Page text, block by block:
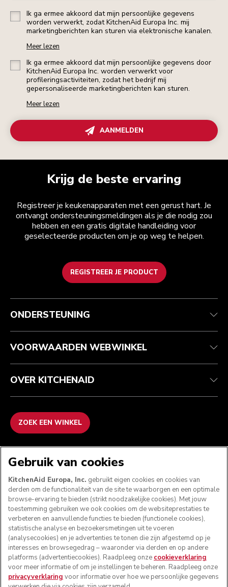
Ik ga ermee akkoord dat mijn persoonlijke gegevens
worden verwerkt, zodat KitchenAid Europa Inc. mij
marketingberichten kan sturen via elektronische kanalen.
Meer lezen
Ik ga ermee akkoord dat mijn persoonlijke gegevens door
KitchenAid Europa Inc. worden verwerkt voor
profileringsactiviteiten, zodat het bedrijf mij
gepersonaliseerde marketingberichten kan sturen.
Meer lezen
AANMELDEN
Krijg de beste ervaring
Registreer je keukenapparaten met een gerust hart. Je
ontvangt ondersteuningsmeldingen als je die nodig zou
hebben en een gratis digitale handleiding voor
geselecteerde producten om je op weg te helpen.
REGISTREER JE PRODUCT
Health check
Je bestelling volgen
Garantie en documenten
Recupel
Algemene voorwaarden
Retournering en terugbetaling
Imprint
ODR
Het merk
Zoek een winkel
ONDERSTEUNING
VOORWAARDEN WEBWINKEL
OVER KITCHENAID
ZOEK EEN WINKEL
VOLG ONS
Gebruik van cookies
KitchenAid Europa, Inc. gebruikt eigen cookies en cookies van
derden om de functionaliteit van de site te waarborgen en een optimale
browse-ervaring te bieden (strikt noodzakelijke cookies). Met jouw
toestemming gebruiken we ook cookies om de websiteprestaties te
verbeteren en aanvullende functies te bieden (functionele cookies),
statistische analyse en bezoekersmetingen uit te voeren
(analysecookies) en je advertenties te tonen die zijn afgestemd op je
interesses en browsegedrag – waaronder via derden en op andere
platforms (advertentiecookies). Raadpleeg onze cookieverklaring
voor meer informatie of om je instellingen te beheren. Raadpleeg onze
privacyverklaring voor informatie over hoe we persoonlijke gegevens